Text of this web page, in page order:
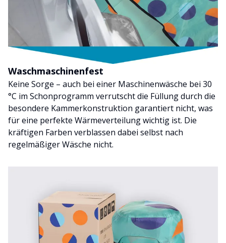
Waschmaschinenfest
Keine Sorge – auch bei einer Maschinenwäsche bei 30
°C im Schonprogramm verrutscht die Füllung durch die
besondere Kammerkonstruktion garantiert nicht, was
für eine perfekte Wärmeverteilung wichtig ist. Die
kräftigen Farben verblassen dabei selbst nach
regelmäßiger Wäsche nicht.